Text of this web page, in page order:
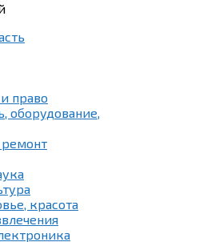
право
оборудование,
ремонт
красота